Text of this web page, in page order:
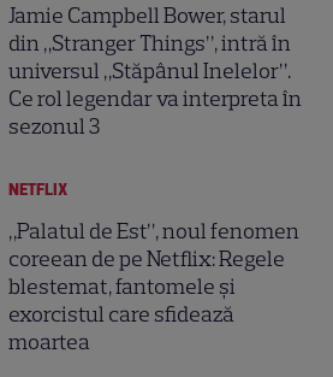
Jamie Campbell Bower, starul
din „Stranger Things”, intră în
universul „Stăpânul Inelelor”.
Ce rol legendar va interpreta în
sezonul 3
NETFLIX
„Palatul de Est”, noul fenomen
coreean de pe Netflix: Regele
blestemat, fantomele și
exorcistul care sfidează
moartea